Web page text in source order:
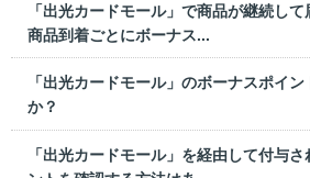
「出光カードモール」で商品が継続して
商品到着ごとにボーナス...
「出光カードモール」のボーナスポイ
か？
「出光カードモール」を経由して付与